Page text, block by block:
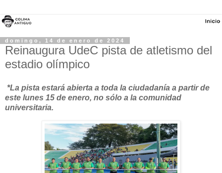
domingo, 14 de enero de 2024
Reinaugura UdeC pista de atletismo del
estadio olímpico
*La pista estará abierta a toda la ciudadanía a partir de
este lunes 15 de enero, no sólo a la comunidad
universitaria.